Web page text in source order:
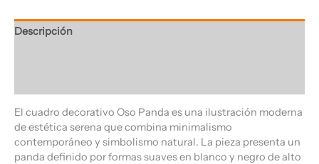
Descripción
El cuadro decorativo Oso Panda es una ilustración moderna
de estética serena que combina minimalismo
contemporáneo y simbolismo natural. La pieza presenta un
panda definido por formas suaves en blanco y negro de alto